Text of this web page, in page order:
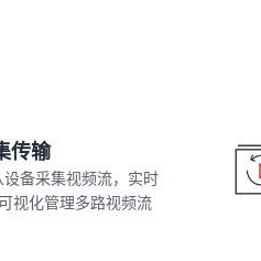
传输
备采集视频流，实时
视化管理多路视频流